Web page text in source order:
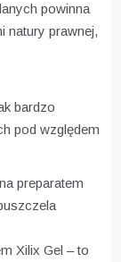
powinna
natury prawnej,
bardzo
pod względem
preparatem
Xilix Gel – to